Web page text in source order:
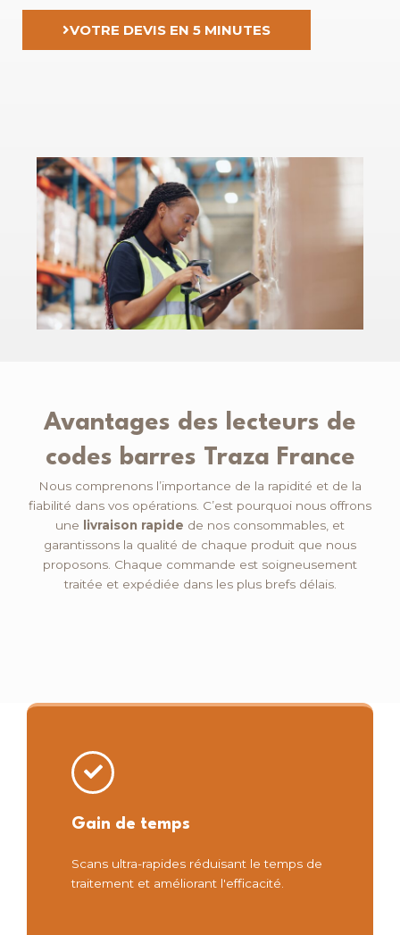
VOTRE DEVIS EN 5 MINUTES
Avantages des lecteurs de
codes barres Traza France
Nous comprenons l’importance de la rapidité et de la
fiabilité dans vos opérations. C’est pourquoi nous offrons
une
livraison rapide de nos consommables, et
garantissons la qualité de chaque produit que nous
proposons. Chaque commande est soigneusement
traitée et expédiée dans les plus brefs délais.
Gain de temps
Scans ultra-rapides réduisant le temps de
traitement et améliorant l'efficacité.